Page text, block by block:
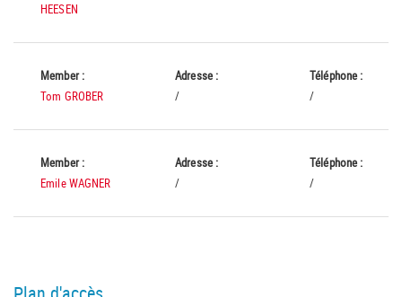
HEESEN
Member :
Tom GROBER
Adresse :
/
Téléphone :
/
Member :
Emile WAGNER
Adresse :
/
Téléphone :
/